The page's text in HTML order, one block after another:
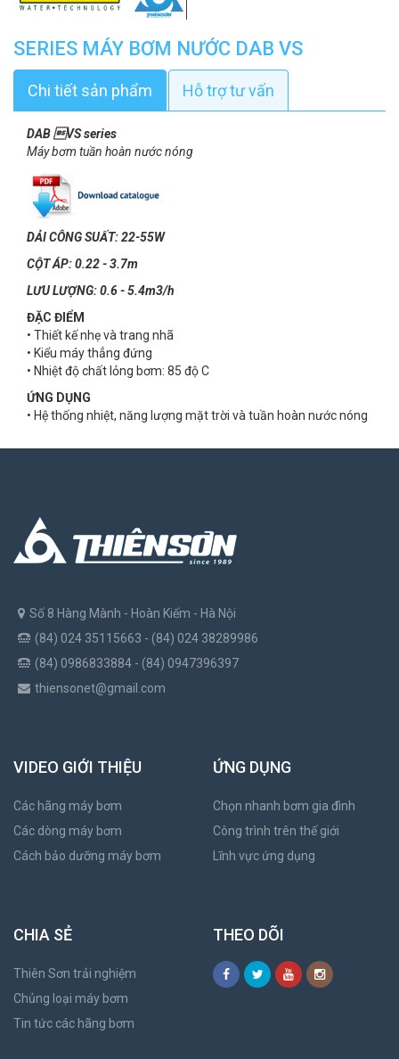
SERIES MÁY BƠM NƯỚC DAB VS
Chi tiết sản phẩm Hỗ trợ tư vấn
DAB VS series
Máy bơm tuần hoàn nước nóng
DẢI CÔNG SUẤT: 22-55W
CỘT ÁP: 0.22 - 3.7m
LƯU LƯỢNG: 0.6 - 5.4m3/h
ĐẶC ĐIỂM
• Thiết kế nhẹ và trang nhã
• Kiểu máy thẳng đứng
• Nhiệt độ chất lỏng bơm: 85 độ C
ỨNG DỤNG
• Hệ thống nhiệt, năng lượng mặt trời và tuần hoàn nước nóng
Số 8 Hàng Mành - Hoàn Kiếm - Hà Nội
(84) 024 35115663 - (84) 024 38289986
(84) 0986833884 - (84) 0947396397
thiensonet@gmail.com
VIDEO GIỚI THIỆU
Các hãng máy bơm
Các dòng máy bơm
Cách bảo dưỡng máy bơm
ỨNG DỤNG
Chọn nhanh bơm gia đình
Công trình trên thế giới
Lĩnh vực ứng dụng
CHIA SẺ
Thiên Sơn trải nghiệm
Chủng loại máy bơm
Tin tức các hãng bơm
THEO DÕI